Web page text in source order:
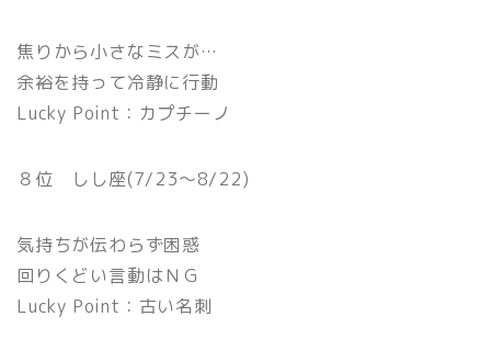
焦りから小さなミスが…
余裕を持って冷静に行動
Lucky Point：カプチーノ
８位 しし座(7/23〜8/22)
気持ちが伝わらず困惑
回りくどい言動はＮＧ
Lucky Point：古い名刺